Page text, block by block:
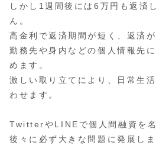
しかし1週間後には6万円も返済
ん。
高金利で返済期間が短く、返済
勤務先や身内などの個人情報先に
めます。
激しい取り立てにより、日常生
わせます。
TwitterやLINEで個人間融資を名
後々に必ず大きな問題に発展しま